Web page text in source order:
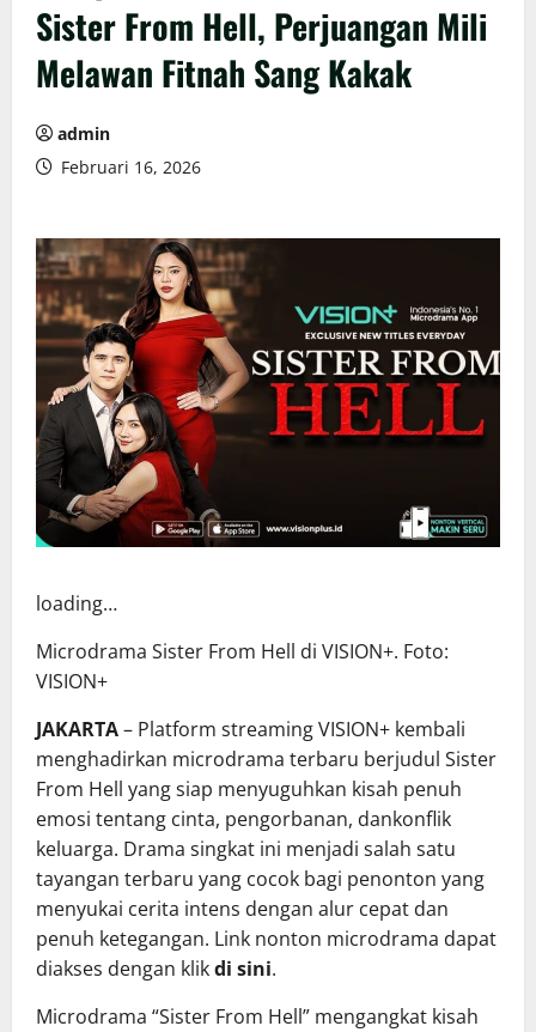
Sister From Hell, Perjuangan Mili
Melawan Fitnah Sang Kakak
admin
Februari 16, 2026
loading…
Microdrama Sister From Hell di VISION+. Foto:
VISION+
JAKARTA– Platform streaming VISION+ kembali
menghadirkan microdrama terbaru berjudul Sister
From Hell yang siap menyuguhkan kisah penuh
emosi tentang cinta, pengorbanan, dankonflik
keluarga. Drama singkat ini menjadi salah satu
tayangan terbaru yang cocok bagi penonton yang
menyukai cerita intens dengan alur cepat dan
penuh ketegangan. Link nonton microdrama dapat
diakses dengan klikdi sini.
Microdrama “Sister From Hell” mengangkat kisah